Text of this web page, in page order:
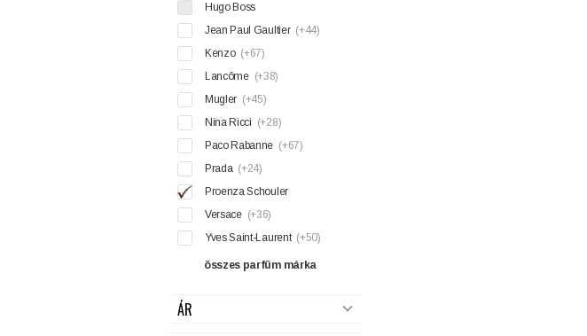
Hugo Boss
Jean Paul Gaultier (+44)
Kenzo (+67)
Lancôme (+38)
Mugler (+45)
Nina Ricci (+28)
Paco Rabanne (+67)
Prada (+24)
Proenza Schouler
Versace (+36)
Yves Saint-Laurent (+50)
összes parfüm márka
ÁR